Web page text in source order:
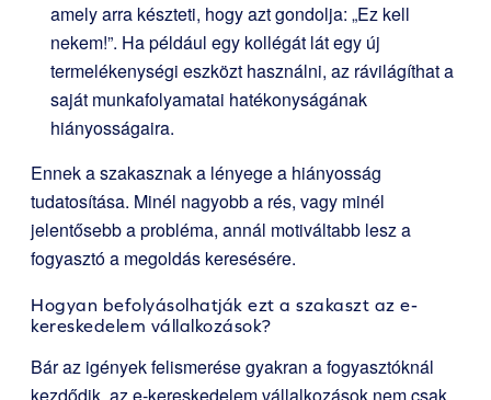
amely arra készteti, hogy azt gondolja: „Ez kell
nekem!”. Ha például egy kollégát lát egy új
termelékenységi eszközt használni, az rávilágíthat a
saját munkafolyamatai hatékonyságának
hiányosságaira.
Ennek a szakasznak a lényege a hiányosság
tudatosítása. Minél nagyobb a rés, vagy minél
jelentősebb a probléma, annál motiváltabb lesz a
fogyasztó a megoldás keresésére.
Hogyan befolyásolhatják ezt a szakaszt az e-
kereskedelem vállalkozások?
Bár az igények felismerése gyakran a fogyasztóknál